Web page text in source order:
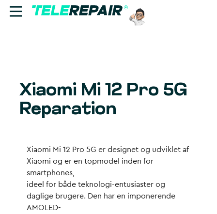
Find butik
Ring til os:
+45 70 60 55 90
Xiaomi Mi 12 Pro 5G
Reparation
Xiaomi Mi 12 Pro 5G er designet og udviklet af
Xiaomi og er en topmodel inden for
smartphones,
ideel for både teknologi-entusiaster og
daglige brugere. Den har en imponerende
AMOLED-